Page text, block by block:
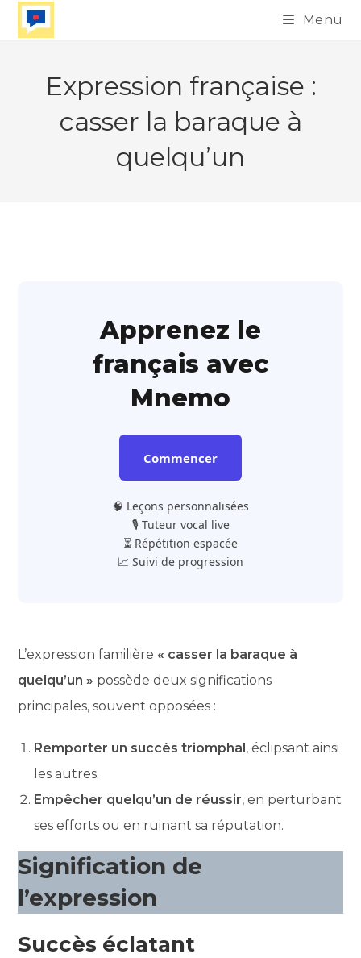
Skip
Menu
Expression française :
casser la baraque à
quelqu’un
Apprenez le
français avec
Mnemo
Commencer
🧠 Leçons personnalisées
🎙️ Tuteur vocal live
⏳ Répétition espacée
📈 Suivi de progression
L’expression familière « casser la baraque à
quelqu’un » possède deux significations
principales, souvent opposées :
Remporter un succès triomphal, éclipsant ainsi
les autres.
Empêcher quelqu’un de réussir, en perturbant
ses efforts ou en ruinant sa réputation.
Signification de
l’expression
Succès éclatant